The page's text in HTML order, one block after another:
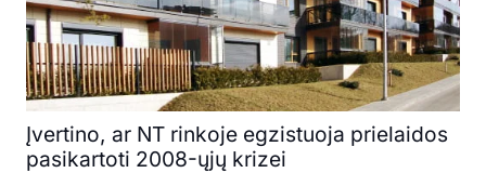
Įvertino, ar NT rinkoje egzistuoja prielaidos
pasikartoti 2008-ųjų krizei